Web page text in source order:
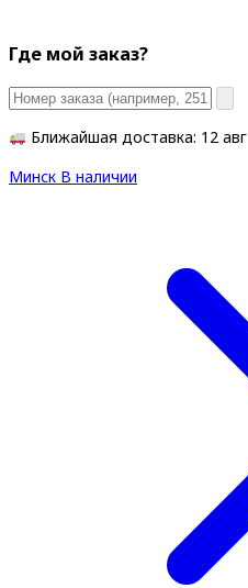
Где мой заказ?
Ближайшая доставка: 12 авг
Минск В наличии